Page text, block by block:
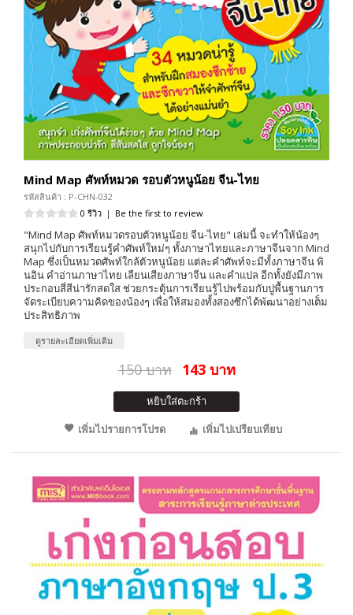
Mind Map ศัพท์หมวด รอบตัวหนูน้อย จีน-ไทย
รหัสสินค้า : P-CHN-032
0 รีวิว | Be the first to review
"Mind Map ศัพท์หมวดรอบตัวหนูน้อย จีน-ไทย" เล่มนี้ จะทำให้น้องๆ
สนุกไปกับการเรียนรู้คำศัพท์ใหม่ๆ ทั้งภาษาไทยและภาษาจีนจาก Mind
Map ซึ่งเป็นหมวดศัพท์ใกล้ตัวหนูน้อย แต่ละคำศัพท์จะมีทั้งภาษาจีน พิ
นอิน คำอ่านภาษาไทย เลียนเสียงภาษาจีน และคำแปล อีกทั้งยังมีภาพ
ประกอบสี่สีน่ารักสดใส ช่วยกระตุ้นการเรียนรู้ไปพร้อมกับปูพื้นฐานการ
จัดระเบียบความคิดของน้องๆ เพื่อให้สมองทั้งสองซึกได้พัฒนาอย่างเต็ม
ประสิทธิภาพ
ดูรายละเอียดเพิ่มเติม
150 บาท 143 บาท
หยิบใส่ตะกร้า
เพิ่มไปรายการโปรด
เพิ่มไปเปรียบเทียบ